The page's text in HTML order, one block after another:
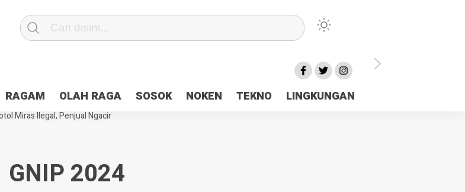
RAGAM OLAH RAGA SOSOK NOKEN TEKNO LINGKUNGAN
Jayapura
Pesan Sejuk Polri di Deklarasi Pemilu Ceria Tanah Papua
Hibah Pilkada Jayapura Cair 10 Persen, Deposit Kas Daerah Rp23 Miliar Disorot
Miras Ilegal, Penjual Ngacir
GNIP 2024